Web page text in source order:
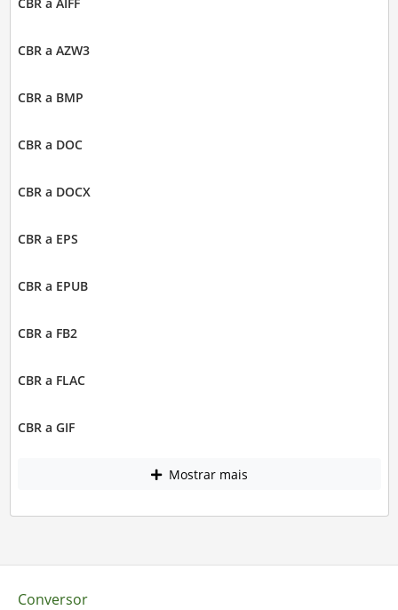
CBR a AIFF
CBR a AZW3
CBR a BMP
CBR a DOC
CBR a DOCX
CBR a EPS
CBR a EPUB
CBR a FB2
CBR a FLAC
CBR a GIF
Mostrar mais
Conversor